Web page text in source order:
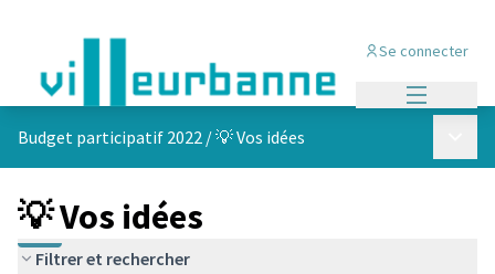
Se connecter
Budget participatif 2022 /💡 Vos idées
💡 Vos idées
Filtrer et rechercher